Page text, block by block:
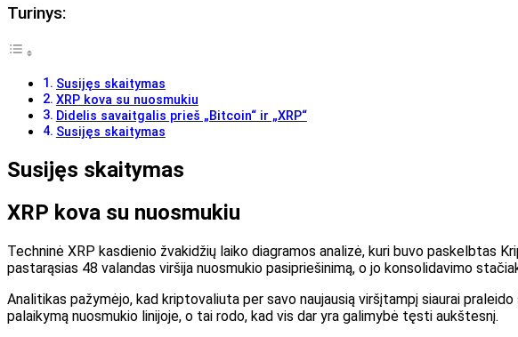
Turinys:
Susijęs skaitymas
XRP kova su nuosmukiu
Didelis savaitgalis prieš „Bitcoin“ ir „XRP“
Susijęs skaitymas
Susijęs skaitymas
XRP kova su nuosmukiu
Techninė XRP kasdienio žvakidžių laiko diagramos analizė, kuri buvo paskelbtas
pastarąsias 48 valandas viršija nuosmukio pasipriešinimą, o jo konsolidavimo
Analitikas pažymėjo, kad kriptovaliuta per savo naujausią viršįtampį siaurai
palaikymą nuosmukio linijoje, o tai rodo, kad vis dar yra galimybė tęsti aukštesnį.